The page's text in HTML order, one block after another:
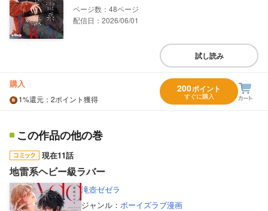
48
配信日：2026/06/01
試し読み
購入
1%還元 ：2ポイント獲得
200ポイント
すぐに購入
この作品の他の巻
現在11話
地雷系ヘビー級ラバー
滝壺ゼゼラ
ジャンル： ボーイズラブ漫画